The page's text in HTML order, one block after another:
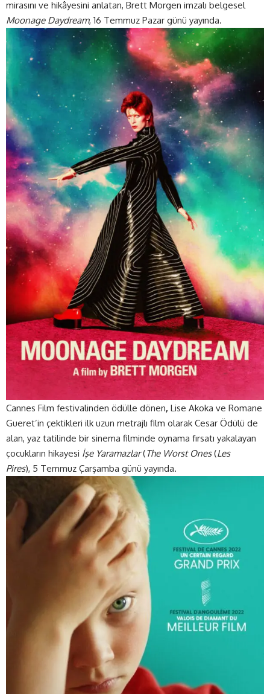
mirasını ve hikâyesini anlatan, Brett Morgen imzalı belgesel
Moonage Daydream, 16 Temmuz Pazar günü yayında.
Cannes Film festivalinden ödülle dönen, Lise Akoka ve Romane
Gueret’in çektikleri ilk uzun metrajlı film olarak Cesar Ödülü de
alan, yaz tatilinde bir sinema filminde oynama fırsatı yakalayan
çocukların hikayesi İşe Yaramazlar(The Worst Ones(Les
Pires), 5 Temmuz Çarşamba günü yayında.